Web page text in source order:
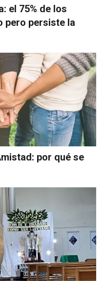
el 75% de los
pero persiste la
por qué se